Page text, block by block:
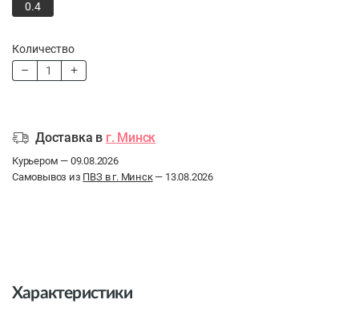
0.4
Количество
Доставка в г. Минск
Курьером — 09.08.2026
Самовывоз из ПВЗ в г. Минск— 13.08.2026
Характеристики